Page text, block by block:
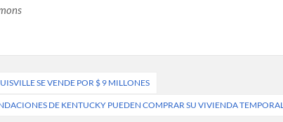
SE VENDE POR $ 9 MILLONES
DE KENTUCKY PUEDEN COMPRAR SU VIVIENDA